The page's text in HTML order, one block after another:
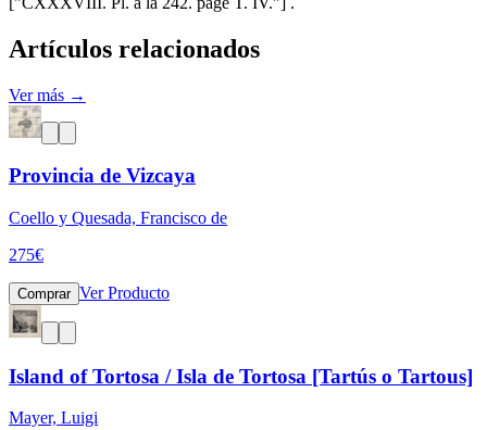
Artículos relacionados
Ver más →
Provincia de Vizcaya
Coello y Quesada, Francisco de
275€
Comprar Ver Producto
Island of Tortosa / Isla de Tortosa [Tartús o Tartous]
Mayer, Luigi